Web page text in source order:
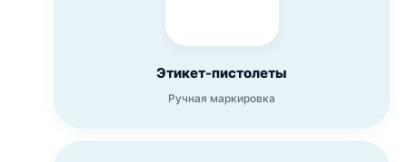
Этикет-пистолеты
Ручная маркировка